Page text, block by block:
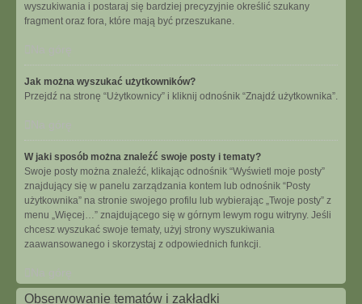
wyszukiwania i postaraj się bardziej precyzyjnie określić szukany
fragment oraz fora, które mają być przeszukane.
Jak można wyszukać użytkowników?
Przejdź na stronę “Użytkownicy” i kliknij odnośnik “Znajdź użytkownika”.
W jaki sposób można znaleźć swoje posty i tematy?
Swoje posty można znaleźć, klikając odnośnik “Wyświetl moje posty”
znajdujący się w panelu zarządzania kontem lub odnośnik “Posty
użytkownika” na stronie swojego profilu lub wybierając „Twoje posty” z
menu „Więcej…” znajdującego się w górnym lewym rogu witryny. Jeśli
chcesz wyszukać swoje tematy, użyj strony wyszukiwania
zaawansowanego i skorzystaj z odpowiednich funkcji.
Obserwowanie tematów i zakładki